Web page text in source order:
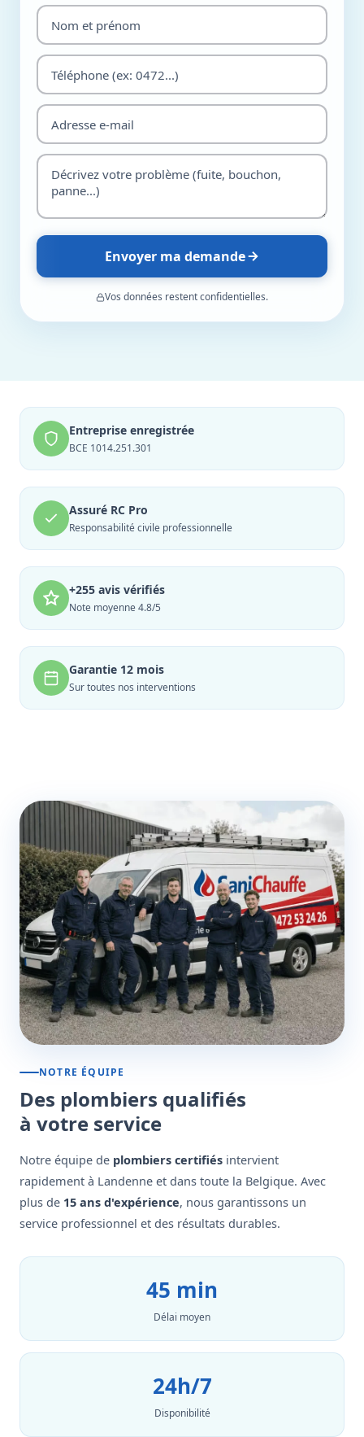
Envoyer ma demande
Vos données restent confidentielles.
Entreprise enregistrée
BCE 1014.251.301
Assuré RC Pro
Responsabilité civile professionnelle
+255 avis vérifiés
Note moyenne 4.8/5
Garantie 12 mois
Sur toutes nos interventions
NOTRE ÉQUIPE
Des plombiers qualifiés
à votre service
Notre équipe de plombiers certifiés intervient
rapidement à Landenne et dans toute la Belgique. Avec
plus de 15 ans d'expérience, nous garantissons un
service professionnel et des résultats durables.
45 min
Délai moyen
24h/7
Disponibilité